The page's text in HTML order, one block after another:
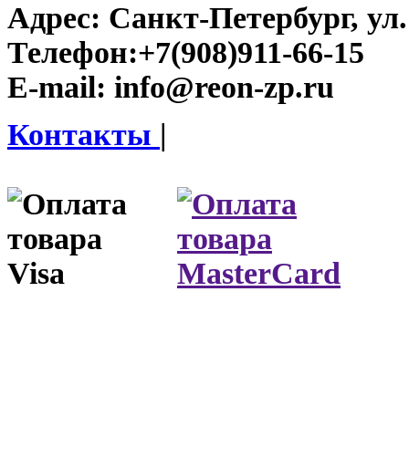
Адрес: Санкт-Петербург,
Телефон:+7(908)911-66-15
E-mail: info@reon-zp.ru
Контакты